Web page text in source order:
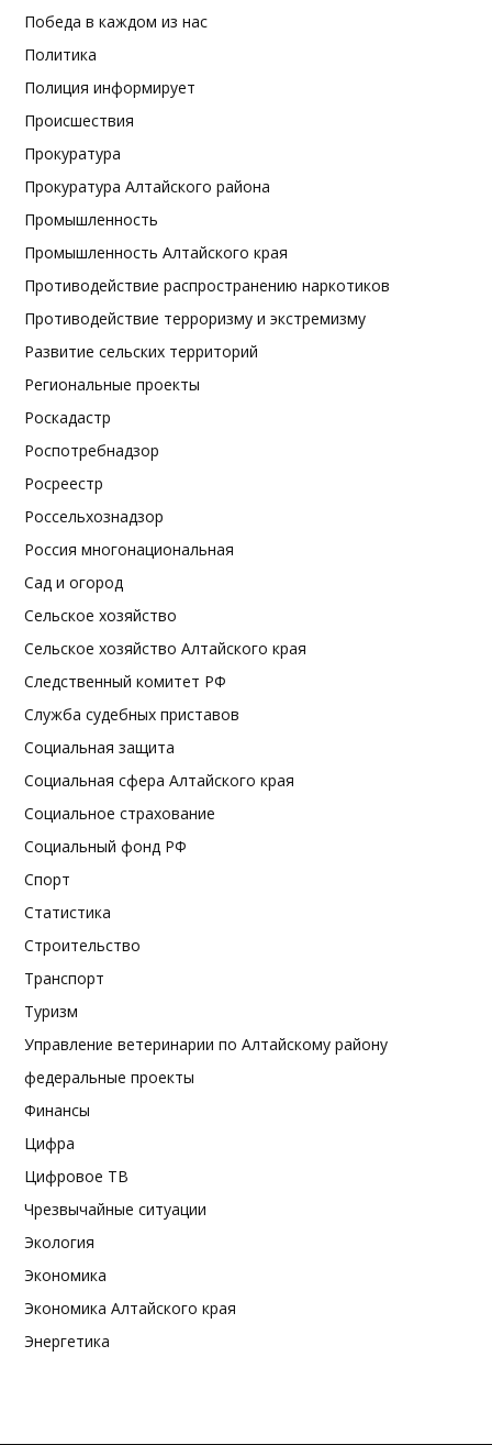
Победа в каждом из нас
Политика
Полиция информирует
Происшествия
Прокуратура
Прокуратура Алтайского района
Промышленность
Промышленность Алтайского края
Противодействие распространению наркотиков
Противодействие терроризму и экстремизму
Развитие сельских территорий
Региональные проекты
Роскадастр
Роспотребнадзор
Росреестр
Россельхознадзор
Россия многонациональная
Сад и огород
Сельское хозяйство
Сельское хозяйство Алтайского края
Следственный комитет РФ
Служба судебных приставов
Социальная защита
Социальная сфера Алтайского края
Социальное страхование
Социальный фонд РФ
Спорт
Статистика
Строительство
Транспорт
Туризм
Управление ветеринарии по Алтайскому району
федеральные проекты
Финансы
Цифра
Цифровое ТВ
Чрезвычайные ситуации
Экология
Экономика
Экономика Алтайского края
Энергетика